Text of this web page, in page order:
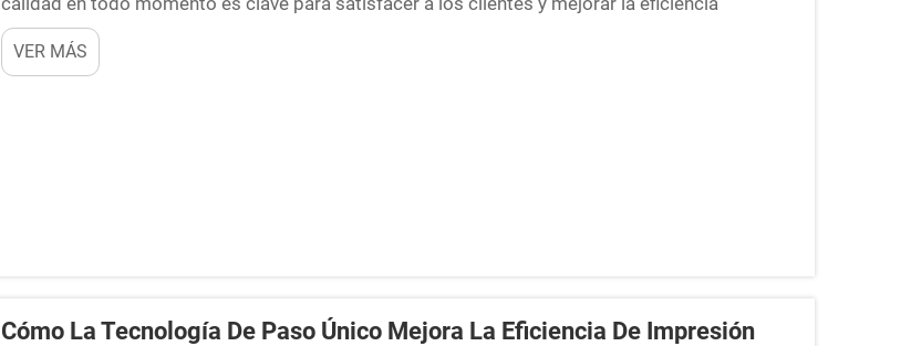
productiva. Para las empresas especializadas en la producción de servilletas, la impresora
digital para servilletas se ha convertido en...
VER MÁS
Cómo La Tecnología De Paso Único Mejora La Eficiencia De Impresión